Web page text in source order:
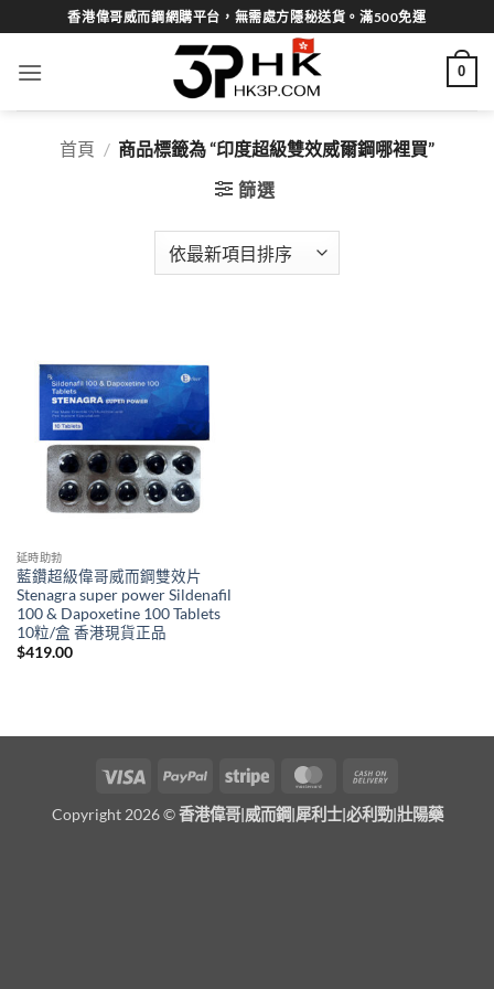
to
content
香港偉哥威而鋼網購平台，無需處方隱秘送貨。滿500免運
0
首頁 / 商品標籤為 “印度超級雙效威爾鋼哪裡買”
篩選
延時助勃
藍鑽超級偉哥威而鋼雙效片
Stenagra super power Sildenafil
100 & Dapoxetine 100 Tablets
10粒/盒 香港現貨正品
$419.00
Visa PayPal Stripe MasterCard
Delivery
Copyright 2026 ©香港偉哥|威而鋼|犀利士|必利勁|壯陽藥